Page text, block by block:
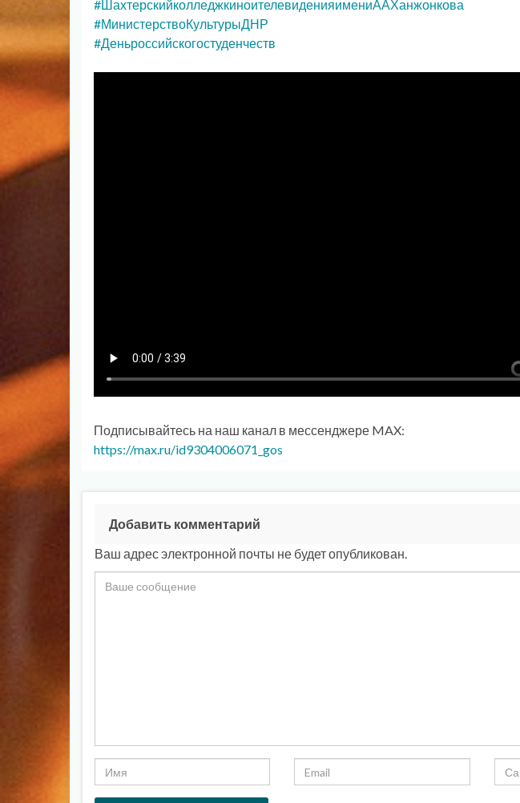
#ШахтерскийколледжкиноителевиденияимениААХанжонкова
#МинистерствоКультурыДНР
#Деньроссийскогостуденчеств
Подписывайтесь на наш канал в мессенджере MAX:
https://max.ru/id9304006071_gos
Добавить комментарий
Ваш адрес электронной почты не будет опубликован.